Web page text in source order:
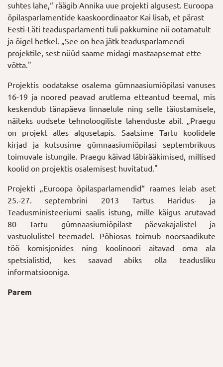
suhtes lahe,“ räägib Annika uue projekti algusest. Euroopa
õpilasparlamentide kaaskoordinaator Kai lisab, et pärast
Eesti-Läti teadusparlamenti tuli pakkumine nii ootamatult
ja õigel hetkel. „See on hea jätk teadusparlamendi
projektile, sest nüüd saame midagi mastaapsemat ette
võtta."
Projektis oodatakse osalema gümnaasiumiõpilasi vanuses
16-19 ja noored peavad arutlema etteantud teemal, mis
keskendub tänapäeva linnaelule ning selle täiustamisele,
näiteks uudsete tehnoloogiliste lahenduste abil. „Praegu
on projekt alles algusetapis. Saatsime Tartu koolidele
kirjad ja kutsusime gümnaasiumiõpilasi septembrikuus
toimuvale istungile. Praegu käivad läbirääkimised, millised
koolid on projektis osalemisest huvitatud."
Projekti „Euroopa õpilasparlamendid“ raames leiab aset
25.-27. septembrini 2013 Tartus Haridus- ja
Teadusministeeriumi saalis istung, mille käigus arutavad
80 Tartu gümnaasiumiõpilast päevakajalistel ja
vastuolulistel teemadel. Põhiosas toimub noorsaadikute
töö komisjonides ning koolinoori aitavad oma ala
spetsialistid, kes saavad abiks olla teadusliku
informatsiooniga.
Parem